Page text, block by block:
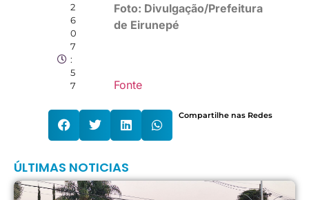
2
6
0
7
:
5
7
Foto: Divulgação/Prefeitura
de Eirunepé
Fonte
Compartilhe nas Redes
ÚLTIMAS NOTICIAS